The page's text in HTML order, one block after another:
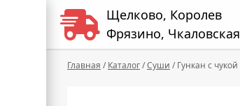
Щелково, Королев
Фрязино, Чкаловская
Главная / Каталог/Суши / Гункан с чукой